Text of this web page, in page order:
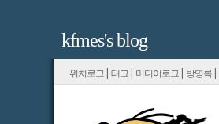
kfmes's blog
위치로그 | 태그 | 미디어로그 | 방명록 |